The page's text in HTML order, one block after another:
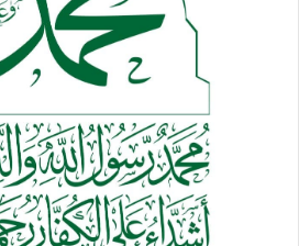
القيادة الجديدة فرصة للإلمام ببرامج
حريصين أكثر أن نحضر فعالية التدشين
الماضي، لكن الترتيبات حالت دون ذلك
وأكد الحرص على هذا اللقاء لتقديم
الرقابة والمحاسبة .. معبرا عن أمله في
والعاملين فيه خلال الفترة القادمة
خاصة في ظل هذه المرحلة الحساسة